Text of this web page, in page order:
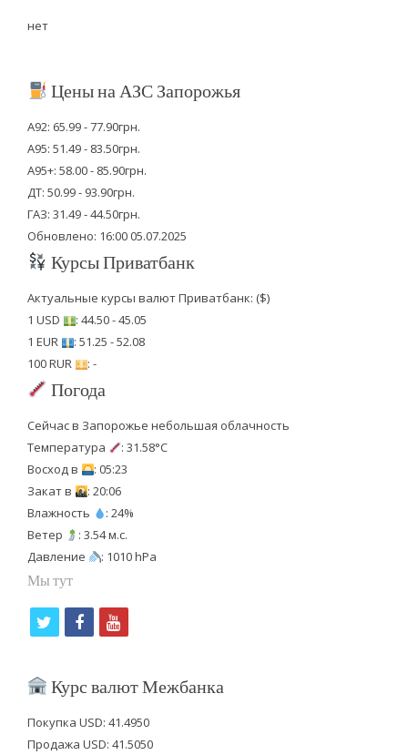
нет
Цены на АЗС Запорожья
А92: 65.99 - 77.90грн.
А95: 51.49 - 83.50грн.
А95+: 58.00 - 85.90грн.
ДТ: 50.99 - 93.90грн.
ГАЗ: 31.49 - 44.50грн.
Обновлено: 16:00 05.07.2025
Курсы Приватбанк
Актуальные курсы валют Приватбанк: ($)
1 USD
: 44.50 - 45.05
1 EUR
: 51.25 - 52.08
100 RUR
: -
Погода
Сейчас в Запорожье небольшая облачность
Температура
: 31.58°C
Восход в
: 05:23
Закат в
: 20:06
Влажность
: 24%
Ветер
: 3.54 м.с.
Давление
: 1010 hPa
Мы тут
i
t
f
c
b
y
u
u
Курс валют Межбанка
Покупка USD: 41.4950
Продажа USD: 41.5050